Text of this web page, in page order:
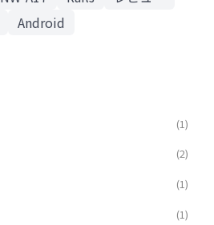
Android
(1)
(2)
(1)
(1)